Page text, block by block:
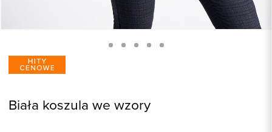
Biała koszula we wzory